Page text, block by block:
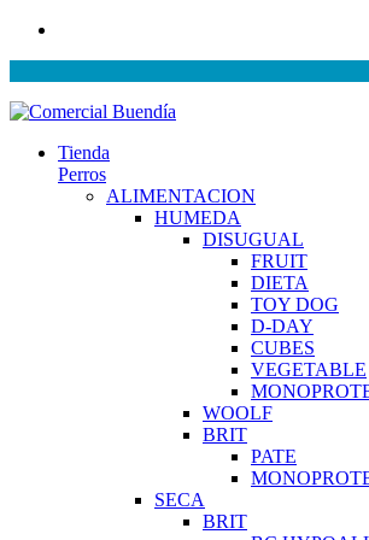
Tienda
Perros
ALIMENTACION
HUMEDA
DISUGUAL
FRUIT
DIETA
TOY DOG
D-DAY
CUBES
VEGETABLE
WOOLF
BRIT
PATE
SECA
BRIT